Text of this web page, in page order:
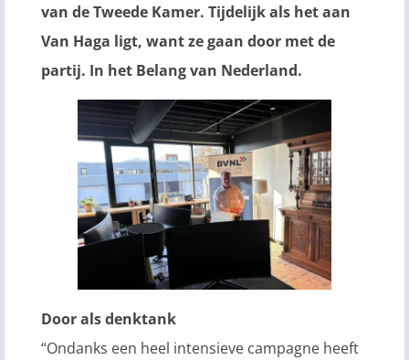
van de Tweede Kamer. Tijdelijk als het aan
Van Haga ligt, want ze gaan door met de
partij. In het Belang van Nederland.
Door als denktank
“Ondanks een heel intensieve campagne heeft